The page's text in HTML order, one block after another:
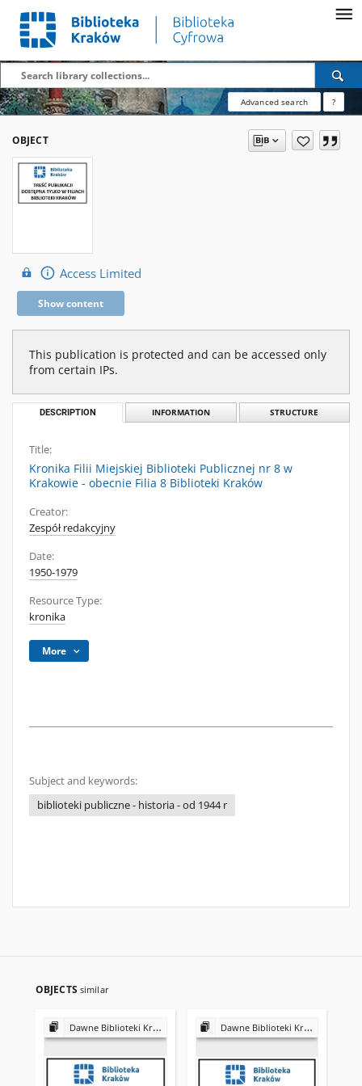
Advanced search ?
OBJECT
Access Limited
Show content
This publication is protected and can be accessed only
from certain IPs.
DESCRIPTION INFORMATION STRUCTURE
Title:
Kronika Filii Miejskiej Biblioteki Publicznej nr 8 w
Krakowie - obecnie Filia 8 Biblioteki Kraków
Creator:
Zespół redakcyjny
Date:
1950-1979
Resource Type:
kronika
More
Subject and keywords:
biblioteki publiczne - historia - od 1944 r
OBJECTS similar
Dawne Biblioteki Krakowa Dawne Biblioteki Krakowa